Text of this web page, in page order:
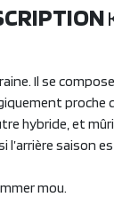
Il se
hybride, et
saison
mou.